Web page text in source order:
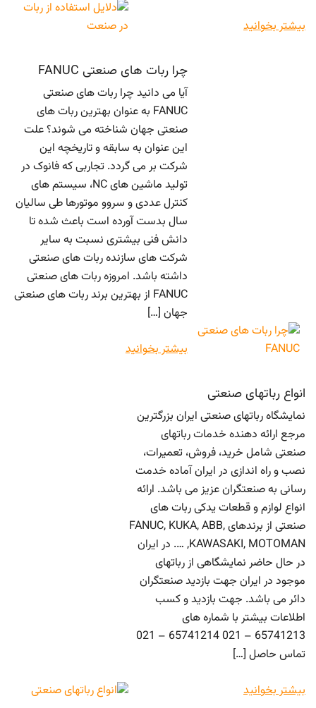
بیشتر بخوانید
چرا ربات های صنعتی FANUC
آیا می دانید چرا ربات های صنعتی
FANUC به عنوان بهترین ربات های
صنعتی جهان شناخته می شوند؟ علت
این عنوان به سابقه و تاریخچه این
شرکت بر می گردد. تجاربی که فانوک در
تولید ماشین های NC، سیستم های
کنترل عددی و سروو موتورها طی سالیان
سال بدست آورده است باعث شده تا
دانش فنی بیشتری نسبت به سایر
شرکت های سازنده ربات های صنعتی
داشته باشد. امروزه ربات های صنعتی
FANUC از بهترین برند ربات های صنعتی
جهان […]
بیشتر بخوانید
انواع رباتهای صنعتی
نمایشگاه رباتهای صنعتی ایران بزرگترین
مرجع ارائه دهنده خدمات رباتهای
صنعتی شامل خرید، فروش، تعمیرات،
نصب و راه اندازی در ایران آماده خدمت
رسانی به صنعتگران عزیز می باشد. ارائه
انواع لوازم و قطعات یدکی ربات های
صنعتی از برندهای FANUC, KUKA, ABB,
KAWASAKI, MOTOMAN, …. در ایران
در حال حاضر نمایشگاهی از رباتهای
موجود در ایران جهت بازدید صنعتگران
دائر می باشد. جهت بازدید و کسب
اطلاعات بیشتر با شماره های
65741213 – 021 65741214 – 021
تماس حاصل […]
بیشتر بخوانید